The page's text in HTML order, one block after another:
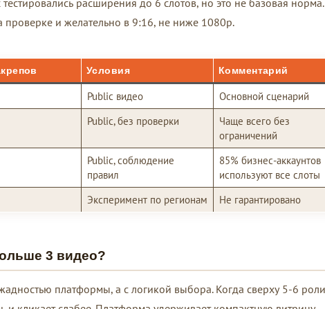
и желательно в 9:16, не ниже 1080p.
Условия Комментарий
Public видео
Основной сценарий
Public, без проверки
Чаще всего без
ограничений
Public, соблюдение
правил
85% бизнес-аккаунтов
используют все слоты
Эксперимент по регионам Не гарантировано
3 видео?
платформы, а с логикой выбора. Когда сверху 5-6